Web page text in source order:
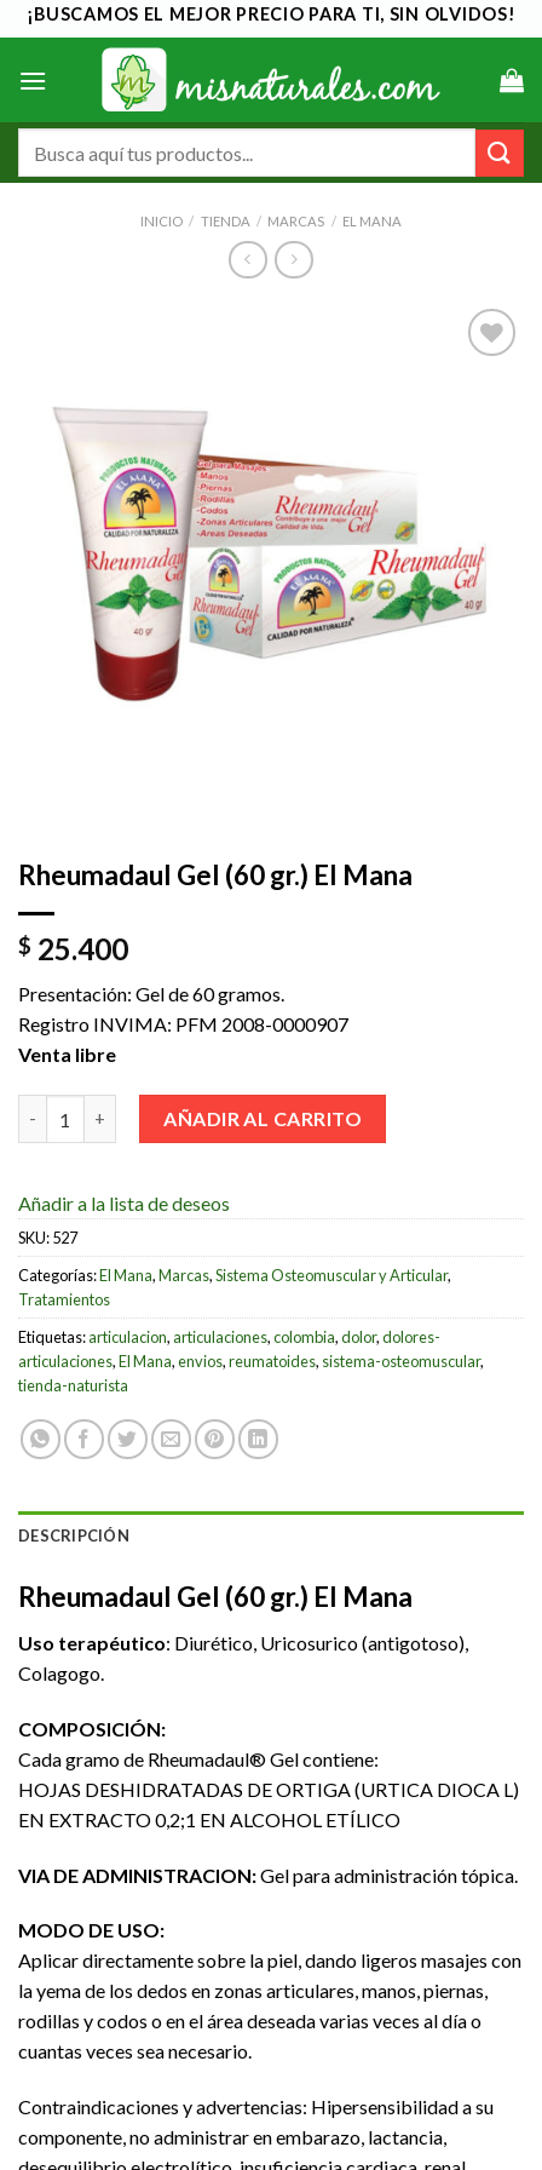
Saltar
al
contenido
¡BUSCAMOS EL MEJOR PRECIO PARA TI, SIN OLVIDOS!
INICIO / TIENDA / MARCAS / EL MANA
Rheumadaul Gel (60 gr.) El Mana
$ 25.400
Presentación: Gel de 60 gramos.
Registro INVIMA: PFM 2008-0000907
Venta libre
Rheumadaul Gel (60 gr.) El Mana cantidad
AÑADIR AL CARRITO
Añadir a la lista de deseos
SKU:527
Categorías:El Mana,Marcas,Sistema Osteomuscular y Articular,
Tratamientos
Etiquetas:articulacion,articulaciones,colombia,dolor,dolores-
articulaciones,El Mana,envios,reumatoides, sistema-osteomuscular,
tienda-naturista
DESCRIPCIÓN
Rheumadaul Gel (60 gr.) El Mana
Uso terapéutico: Diurético, Uricosurico (antigotoso),
Colagogo.
COMPOSICIÓN:
Cada gramo de Rheumadaul® Gel contiene:
HOJAS DESHIDRATADAS DE ORTIGA (URTICA DIOCA L)
EN EXTRACTO 0,2;1 EN ALCOHOL ETÍLICO
VIA DE ADMINISTRACION:Gel para administración tópica.
MODO DE USO:
Aplicar directamente sobre la piel, dando ligeros masajes con
la yema de los dedos en zonas articulares, manos, piernas,
rodillas y codos o en el área deseada varias veces al día o
cuantas veces sea necesario.
Contraindicaciones y advertencias: Hipersensibilidad a su
componente, no administrar en embarazo, lactancia,